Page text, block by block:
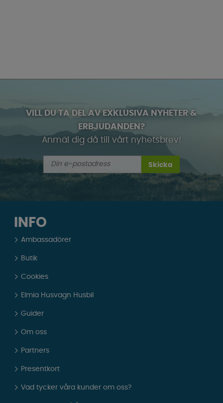
VILL DU TA DEL AV EXKLUSIVA NYHETER &
ERBJUDANDEN?
Anmäl dig då till vårt nyhetsbrev!
Skicka
INFO
Ambassadörer
Butik
Cookies
Elmia Husvagn Husbil
Guider
Om oss
Partners
Presentkort
Vad tycker våra kunder om oss?